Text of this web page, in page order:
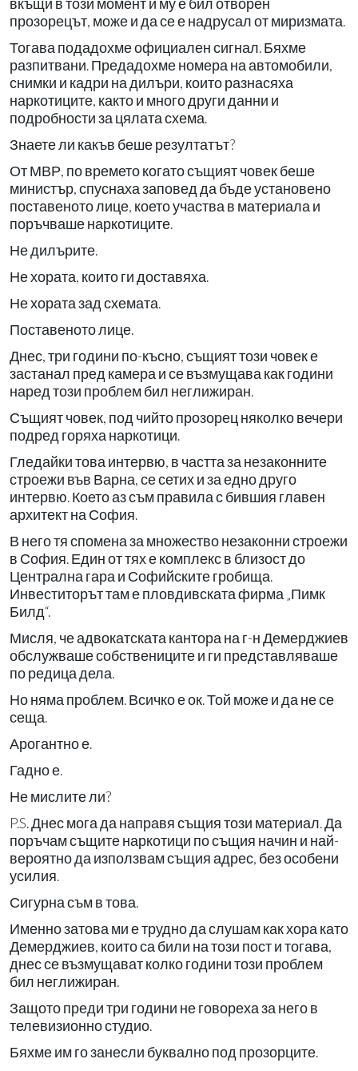
вкъщи в този момент и му е бил отворен
прозорецът, може и да се е надрусал от миризмата.
Тогава подадохме официален сигнал. Бяхме
разпитвани. Предадохме номера на автомобили,
снимки и кадри на дилъри, които разнасяха
наркотиците, както и много други данни и
подробности за цялата схема.
Знаете ли какъв беше резултатът?
От МВР, по времето когато същият човек беше
министър, спуснаха заповед да бъде установено
поставеното лице, което участва в материала и
поръчваше наркотиците.
Не дилърите.
Не хората, които ги доставяха.
Не хората зад схемата.
Поставеното лице.
Днес, три години по-късно, същият този човек е
застанал пред камера и се възмущава как години
наред този проблем бил неглижиран.
Същият човек, под чийто прозорец няколко вечери
подред горяха наркотици.
Гледайки това интервю, в частта за незаконните
строежи във Варна, се сетих и за едно друго
интервю. Което аз съм правила с бившия главен
архитект на София.
В него тя спомена за множество незаконни строежи
в София. Един от тях е комплекс в близост до
Централна гара и Софийските гробища.
Инвеститорът там е пловдивската фирма „Пимк
Билд“.
Мисля, че адвокатската кантора на г-н Демерджиев
обслужваше собствениците и ги представляваше
по редица дела.
Но няма проблем. Всичко е ок. Той може и да не се
сеща.
Арогантно е.
Гадно е.
Не мислите ли?
P.S. Днес мога да направя същия този материал. Да
поръчам същите наркотици по същия начин и най-
вероятно да използвам същия адрес, без особени
усилия.
Сигурна съм в това.
Именно затова ми е трудно да слушам как хора като
Демерджиев, които са били на този пост и тогава,
днес се възмущават колко години този проблем
бил неглижиран.
Защото преди три години не говореха за него в
телевизионно студио.
Бяхме им го занесли буквално под прозорците.